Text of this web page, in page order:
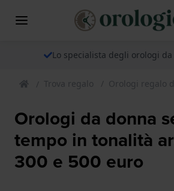
Lo specialista degli orologi
Trova regalo Orologi regalo
Orologi da donna
tempo in tonalità
300 e 500 euro